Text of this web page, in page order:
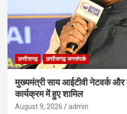
छत्तीसगढ़ छत्तीसगढ़ जनसंपर्क
मुख्यमंत्री साय आईटीवी नेटवर्क
कार्यक्रम में हुए शामिल
August 9, 2026 admin